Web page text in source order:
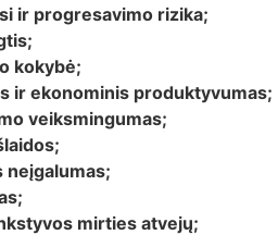
ir progresavimo rizika;
kokybė;
ir ekonominis produktyvumas;
veiksmingumas;
neįgalumas;
mirties atvejų;